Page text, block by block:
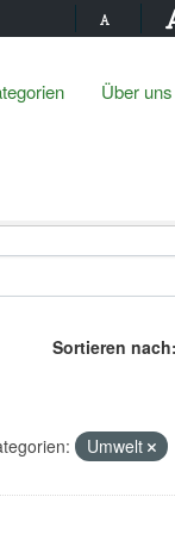
Über uns
Sortieren nach
Umwelt